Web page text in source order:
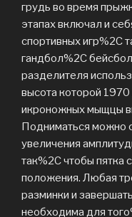
грудь во время
этапах включал и
спортивных игр%2C
гандбол%2C
разделителя
высота которой
икроножных мыщцы
Подниматься можно
увеличения
так%2C чтобы пятка
положения. Любая
разминки и
необходима для